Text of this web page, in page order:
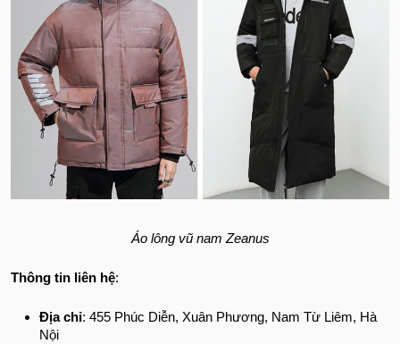
Áo lông vũ nam Zeanus
Thông tin liên hệ:
Địa chỉ: 455 Phúc Diễn, Xuân Phương, Nam Từ Liêm, Hà
Nội